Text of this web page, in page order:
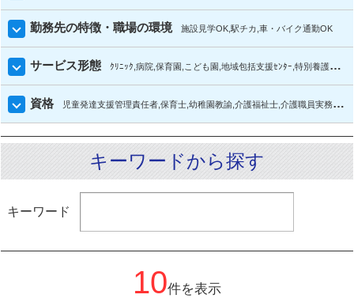
勤務先の特徴・職場の環境 施設見学OK 駅チカ 車・バイク通勤OK
サービス形態 ｸﾘﾆｯｸ 病院 保育園 こども園 地域包括支援ｾﾝﾀｰ 特別養護老人ﾎｰﾑ（介護老人福祉施設）
資格 児童発達支援管理責任者 保育士 幼稚園教諭 介護福祉士 介護職員実務者研修
キーワードから探す
キーワード
10件を表示